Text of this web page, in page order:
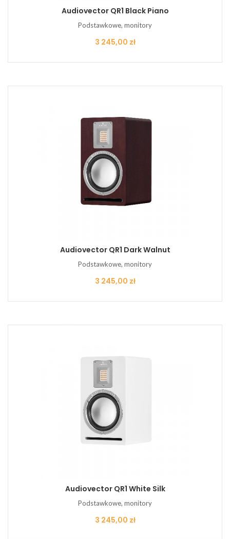
Audiovector QR1 Black Piano
Podstawkowe, monitory
Cena
3 245,00 zł
Audiovector QR1 Dark Walnut
Podstawkowe, monitory
Cena
3 245,00 zł
Audiovector QR1 White Silk
Podstawkowe, monitory
Cena
3 245,00 zł